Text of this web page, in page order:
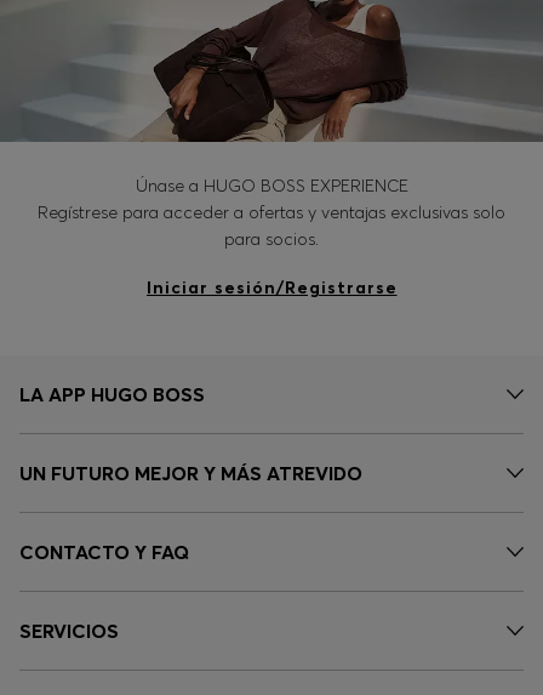
Únase a HUGO BOSS EXPERIENCE
Regístrese para acceder a ofertas y ventajas exclusivas solo
para socios.
Iniciar sesión/Registrarse
LA APP HUGO BOSS
UN FUTURO MEJOR Y MÁS ATREVIDO
CONTACTO Y FAQ
SERVICIOS